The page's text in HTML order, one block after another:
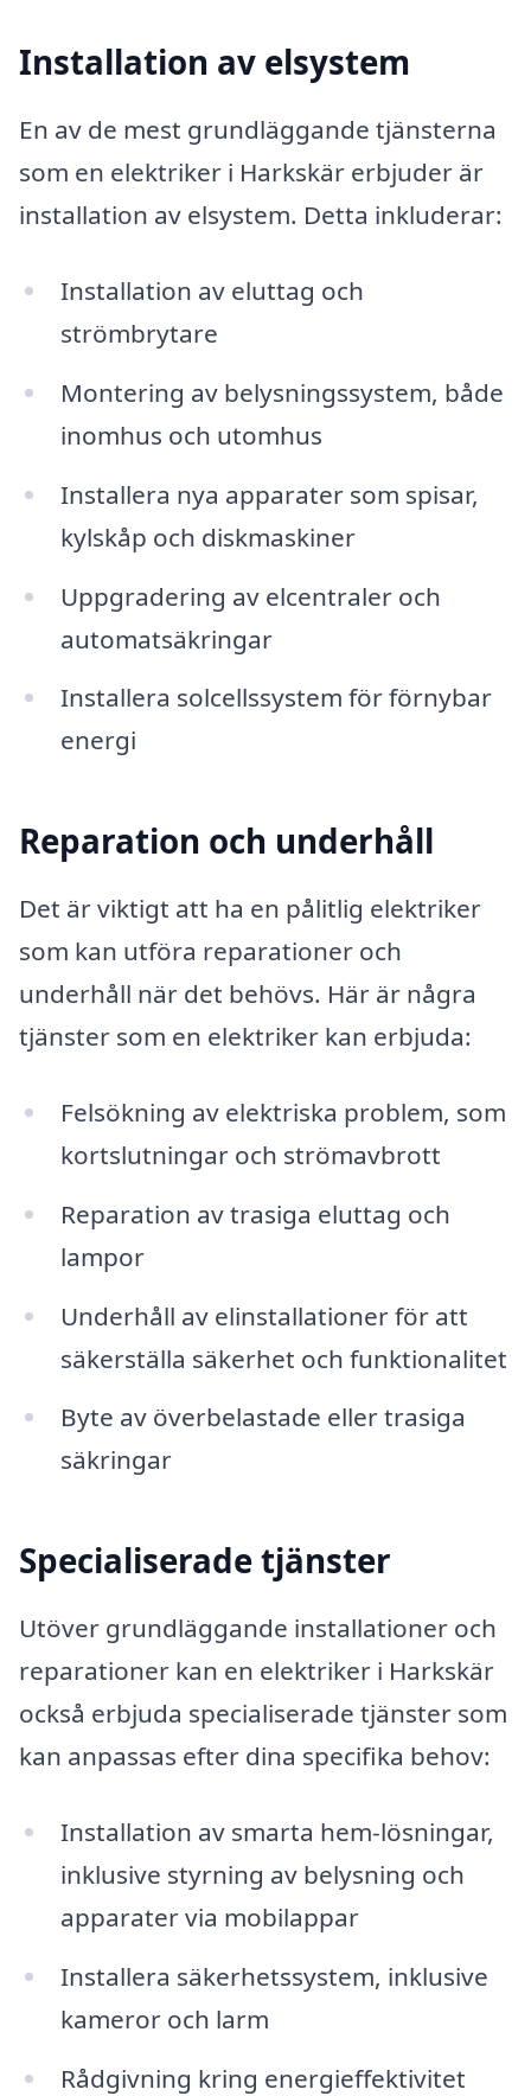
Installation av elsystem
En av de mest grundläggande tjänsterna
som en elektriker i Harkskär erbjuder är
installation av elsystem. Detta inkluderar:
Installation av eluttag och
strömbrytare
Montering av belysningssystem, både
inomhus och utomhus
Installera nya apparater som spisar,
kylskåp och diskmaskiner
Uppgradering av elcentraler och
automatsäkringar
Installera solcellssystem för förnybar
energi
Reparation och underhåll
Det är viktigt att ha en pålitlig elektriker
som kan utföra reparationer och
underhåll när det behövs. Här är några
tjänster som en elektriker kan erbjuda:
Felsökning av elektriska problem, som
kortslutningar och strömavbrott
Reparation av trasiga eluttag och
lampor
Underhåll av elinstallationer för att
säkerställa säkerhet och funktionalitet
Byte av överbelastade eller trasiga
säkringar
Specialiserade tjänster
Utöver grundläggande installationer och
reparationer kan en elektriker i Harkskär
också erbjuda specialiserade tjänster som
kan anpassas efter dina specifika behov:
Installation av smarta hem-lösningar,
inklusive styrning av belysning och
apparater via mobilappar
Installera säkerhetssystem, inklusive
kameror och larm
Rådgivning kring energieffektivitet